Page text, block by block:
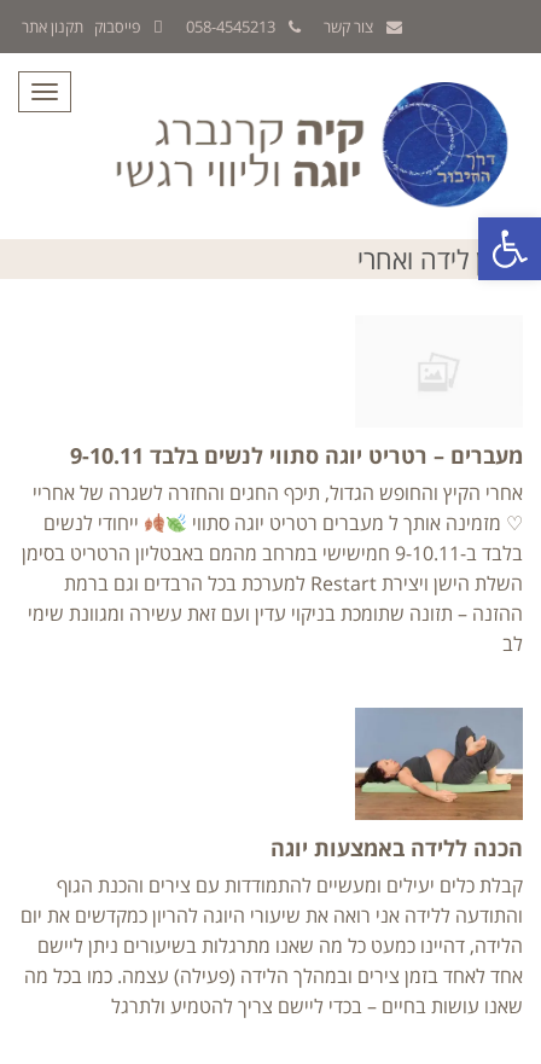
פתח סרגל נגישות
צור קשר 058-4545213 פייסבוק תקנון אתר
הריון לידה ואחרי
מעברים – רטריט יוגה סתווי לנשים בלבד 9-10.11
אחרי הקיץ והחופש הגדול, תיכף החגים והחזרה לשגרה של אחריי
♡ מזמינה אותך ל מעברים רטריט יוגה סתווי
ייחודי לנשים
בלבד ב-9-10.11 חמישישי במרחב מהמם באבטליון הרטריט בסימן
השלת הישן ויצירת Restart למערכת בכל הרבדים וגם ברמת
ההזנה – תזונה שתומכת בניקוי עדין ועם זאת עשירה ומגוונת שימי
לב
הכנה ללידה באמצעות יוגה
קבלת כלים יעילים ומעשיים להתמודדות עם צירים והכנת הגוף
והתודעה ללידה אני רואה את שיעורי היוגה להריון כמקדשים את יום
הלידה, דהיינו כמעט כל מה שאנו מתרגלות בשיעורים ניתן ליישם
אחד לאחד בזמן צירים ובמהלך הלידה (פעילה) עצמה. כמו בכל מה
שאנו עושות בחיים – בכדי ליישם צריך להטמיע ולתרגל